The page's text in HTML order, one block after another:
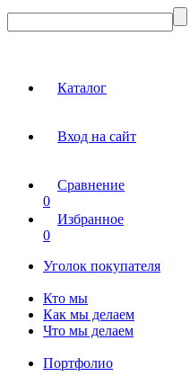
Каталог
Вход на сайт
Сравнение
0
Избранное
0
Уголок покупателя
Кто мы
Как мы делаем
Что мы делаем
Портфолио